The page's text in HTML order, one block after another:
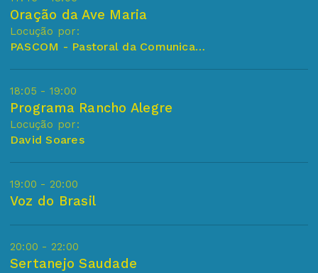
Oração da Ave Maria
Locução por:
PASCOM - Pastoral da Comunicação (Paroquia Sao Jose de Itajobi)
18:05 - 19:00
Programa Rancho Alegre
Locução por:
David Soares
19:00 - 20:00
Voz do Brasil
20:00 - 22:00
Sertanejo Saudade